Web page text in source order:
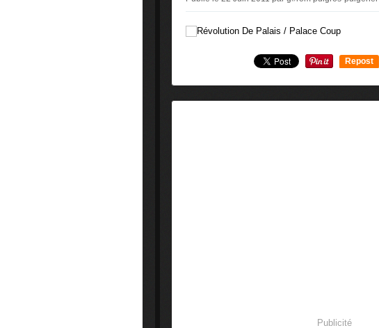
Repost
Publicité